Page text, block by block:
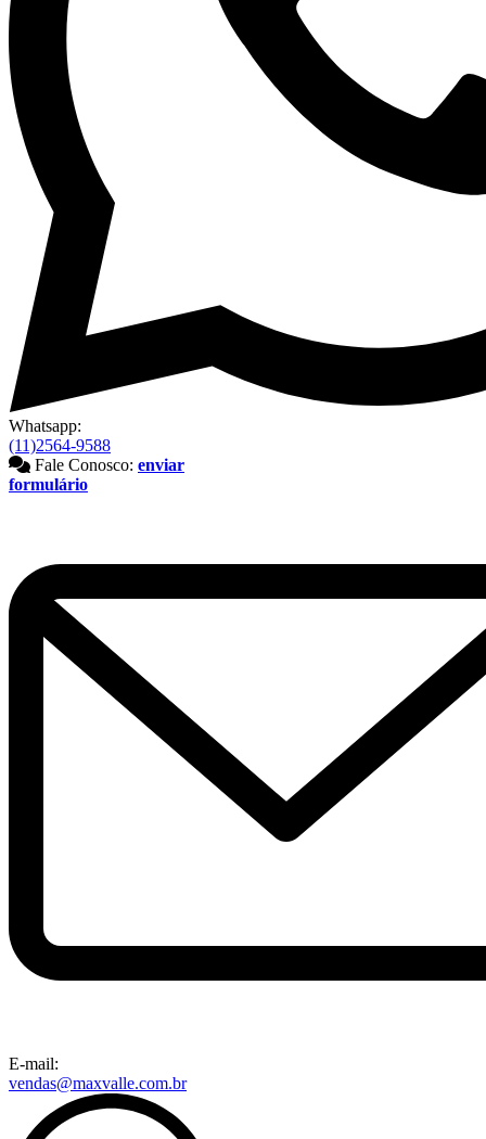
Whatsapp:
(11)2564-9588
Fale Conosco: enviar
formulário
E-mail:
vendas@maxvalle.com.br